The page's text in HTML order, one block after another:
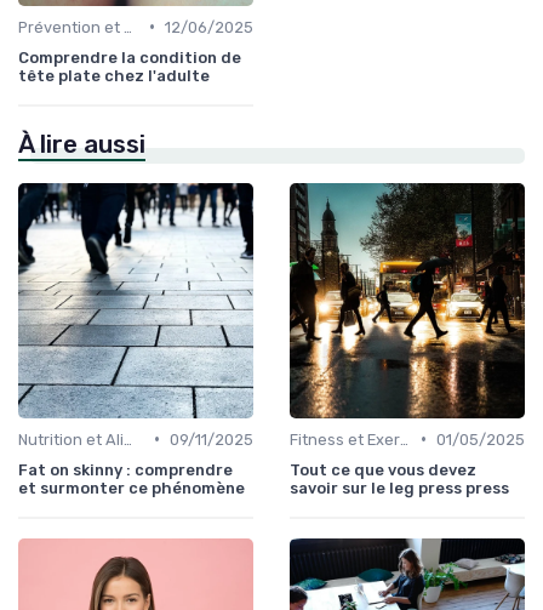
• 12/06/2025
Comprendre la condition de
tête plate chez l'adulte
À lire aussi
• 09/11/2025
Fat on skinny : comprendre
et surmonter ce phénomène
• 01/05/2025
Tout ce que vous devez
savoir sur le leg press press